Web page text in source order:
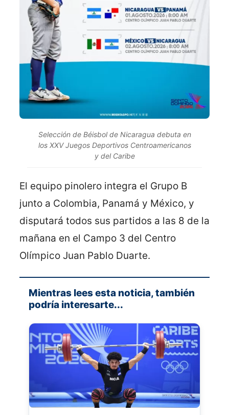
Selección de Béisbol de Nicaragua debuta en
los XXV Juegos Deportivos Centroamericanos
y del Caribe
El equipo pinolero integra el Grupo B
junto a Colombia, Panamá y México, y
disputará todos sus partidos a las 8 de la
mañana en el Campo 3 del Centro
Olímpico Juan Pablo Duarte.
Mientras lees esta noticia, también
podría interesarte...